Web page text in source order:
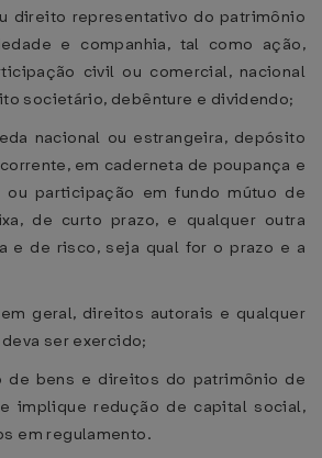
direito representativo do patrimônio
e companhia, tal como ação,
civil ou comercial, nacional
societário, debênture e dividendo;
nacional ou estrangeira, depósito
em caderneta de poupança e
ou participação em fundo mútuo de
de curto prazo, e qualquer outra
e de risco, seja qual for o prazo e a
geral, direitos autorais e qualquer
ser exercido;
de bens e direitos do patrimônio de
implique redução de capital social,
em regulamento.